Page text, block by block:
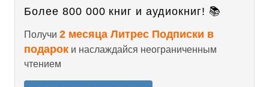
Более 800 000 книг и аудиокниг! 📚
Получи 2 месяца Литрес Подписки в
подарок и наслаждайся неограниченным
чтением